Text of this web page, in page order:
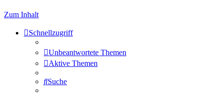
Zum Inhalt
Schnellzugriff
Unbeantwortete Themen
Aktive Themen
Suche